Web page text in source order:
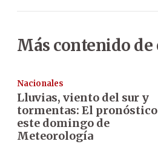
Más contenido de
Nacionales
Lluvias, viento del sur y
tormentas: El
este domingo de
Meteorología